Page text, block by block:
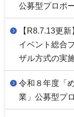
公募型プロポ
【R8.7.13更
イベント総合
ザル方式の実
令和８年度「
業」公募型プ